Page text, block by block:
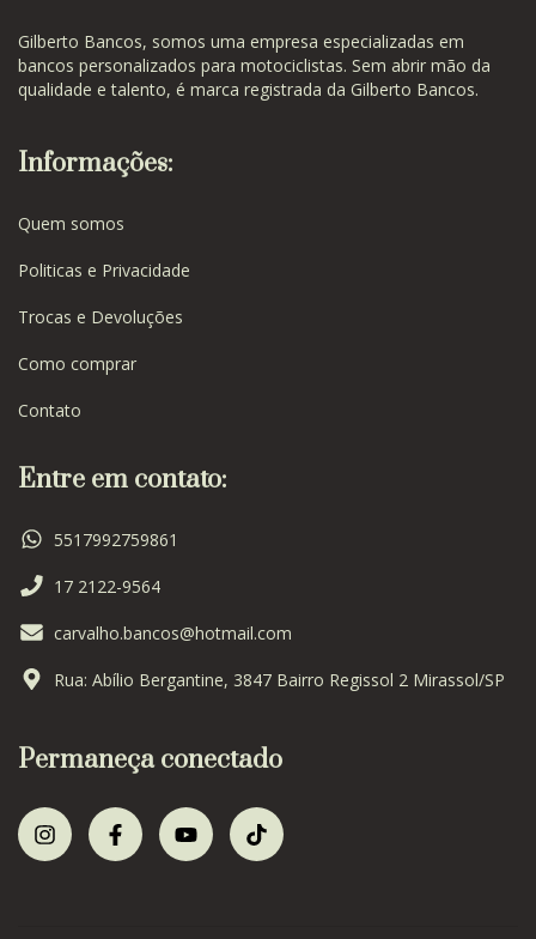
Gilberto Bancos, somos uma empresa especializadas em
bancos personalizados para motociclistas. Sem abrir mão da
qualidade e talento, é marca registrada da Gilberto Bancos.
Informações:
Quem somos
Politicas e Privacidade
Trocas e Devoluções
Como comprar
Contato
Entre em contato:
5517992759861
17 2122-9564
carvalho.bancos@hotmail.com
Rua: Abílio Bergantine, 3847 Bairro Regissol 2 Mirassol/SP
Permaneça conectado